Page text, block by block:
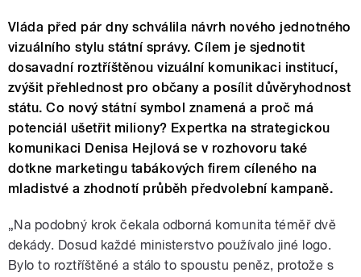
Vláda před pár dny schválila návrh nového jednotného
vizuálního stylu státní správy. Cílem je sjednotit
dosavadní roztříštěnou vizuální komunikaci institucí,
zvýšit přehlednost pro občany a posílit důvěryhodnost
státu. Co nový státní symbol znamená a proč má
potenciál ušetřit miliony? Expertka na strategickou
komunikaci Denisa Hejlová se v rozhovoru také
dotkne marketingu tabákových firem cíleného na
mladistvé a zhodnotí průběh předvolební kampaně.
„Na podobný krok čekala odborná komunita téměř dvě
dekády. Dosud každé ministerstvo používalo jiné logo.
Bylo to roztříštěné a stálo to spoustu peněz, protože s